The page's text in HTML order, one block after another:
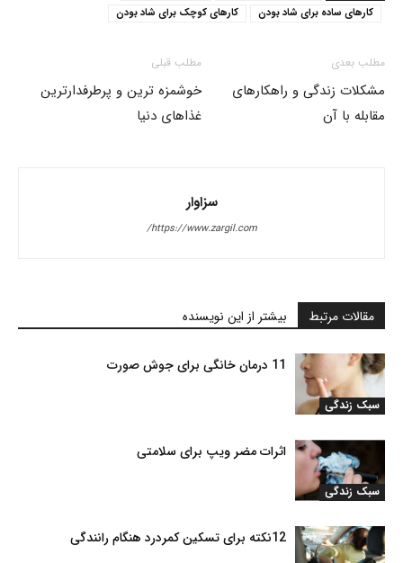
کارهای ساده برای شاد بودن
کارهای کوچک برای شاد بودن
مطلب قبلی
خوشمزه ترین و پرطرفدارترین
غذاهای دنیا
مطلب بعدی
مشکلات زندگی و راهکارهای
مقابله با آن
سزاوار
https://www.zargil.com/
مقالات مرتبط بیشتر از این نویسنده
سبک زندگی
11 درمان خانگی برای جوش صورت
سبک زندگی
اثرات مضر ویپ برای سلامتی
12نکته برای تسکین کمردرد هنگام رانندگی